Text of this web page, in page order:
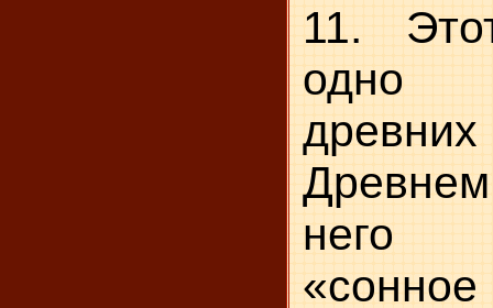
11.
одно
него